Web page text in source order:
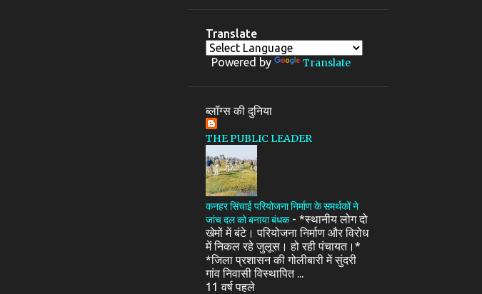
Translate
Powered by Translate
ब्लॉग्स की दुनिया
THE PUBLIC LEADER
कनहर सिंचाई परियोजना निर्माण के समर्थकों ने
जांच दल को बनाया बंधक - *स्थानीय लोग दो
खेमों में बंटे। परियोजना निर्माण और विरोध
में निकल रहे जुलूस। हो रही पंचायत।*
*जिला प्रशासन की गोलीबारी में सुंदरी
गांव निवासी विस्थापित ...
11 वर्ष पहले